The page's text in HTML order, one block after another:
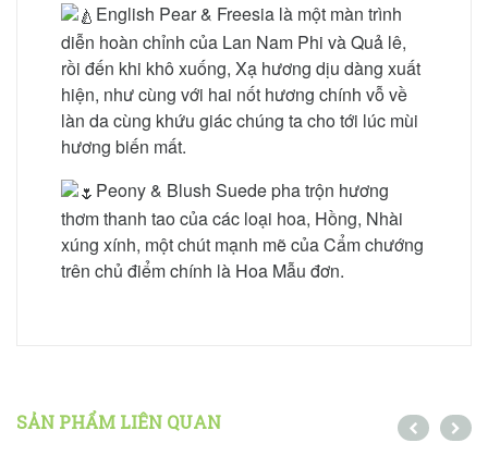
English Pear & Freesia là một màn trình
diễn hoàn chỉnh của Lan Nam Phi và Quả lê,
rồi đến khi khô xuống, Xạ hương dịu dàng xuất
hiện, như cùng với hai nốt hương chính vỗ về
làn da cùng khứu giác chúng ta cho tới lúc mùi
hương biến mất.
Peony & Blush Suede pha trộn hương
thơm thanh tao của các loại hoa, Hồng, Nhài
xúng xính, một chút mạnh mẽ của Cẩm chướng
trên chủ điểm chính là Hoa Mẫu đơn.
SẢN PHẨM LIÊN QUAN